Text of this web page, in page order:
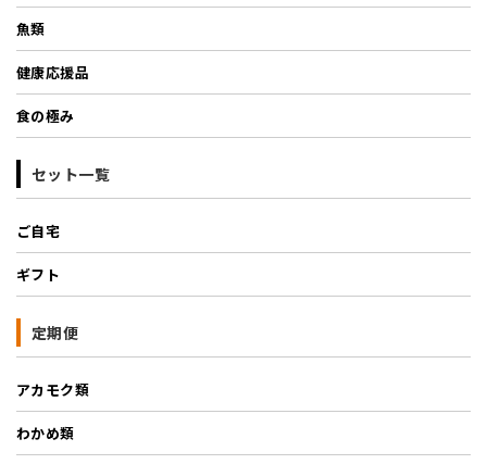
魚類
健康応援品
食の極み
セット一覧
ご自宅
ギフト
定期便
アカモク類
わかめ類